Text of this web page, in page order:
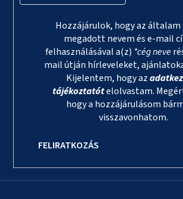
Hozzájárulok, hogy az
megadott nevem és e-mail
felhasználásával a(z) *cég neve
mail útján hírleveleket,
Kijelentem, hogy az
tájékoztatótelolvastam.
hogy a hozzájárulásom
visszavonhatom.
FELIRATKOZÁS